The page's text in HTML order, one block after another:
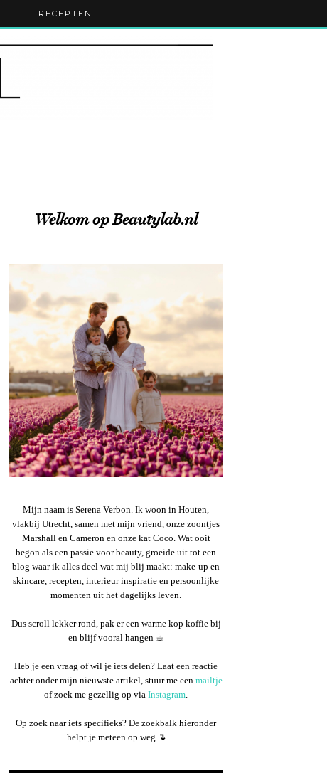
RECEPTEN
Welkom op Beautylab.nl
Mijn naam is Serena Verbon. Ik woon in Houten,
vlakbij Utrecht, samen met mijn vriend, onze zoontjes
Marshall en Cameron en onze kat Coco. Wat ooit
begon als een passie voor beauty, groeide uit tot een
blog waar ik alles deel wat mij blij maakt: make-up en
skincare, recepten, interieur inspiratie en persoonlijke
momenten uit het dagelijks leven.
Dus scroll lekker rond, pak er een warme kop koffie bij
en blijf vooral hangen ☕︎
Heb je een vraag of wil je iets delen? Laat een reactie
achter onder mijn nieuwste artikel, stuur me een mailtje
of zoek me gezellig op via Instagram.
Op zoek naar iets specifieks? De zoekbalk hieronder
helpt je meteen op weg ↴